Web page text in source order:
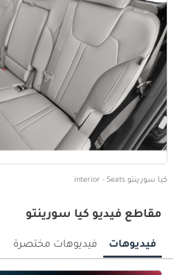
كيا سورينتو interior - Seats
مقاطع فيديو كيا سورينتو
فيديوهات فيديوهات مختصرة